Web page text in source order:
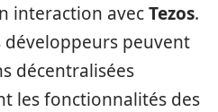
interaction avecTezos.
développeurs peuvent
décentralisées
les fonctionnalités des